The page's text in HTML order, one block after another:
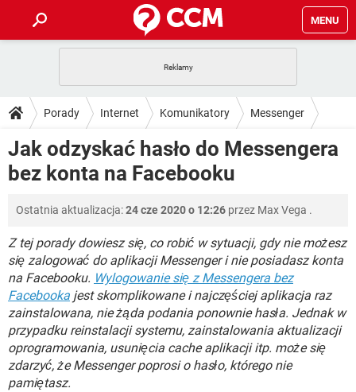
MENU
GRY WHATSAPP
SPOTIFY NETFLIX
INSTAGRAM FACEBOOK
PORADY
PlayStation
GRY WHATSAPP
INSTAGRAM FACEBOOK
WINDOWS 10
DO POBRANIA
ANDROID TIKTOK
INSTAGRAM FACEBOOK
WINDOWS 10
FORUM
COVID-19 TIKTOK
GRY WHATSAPP
SPOTIFY NETFLIX
INSTAGRAM FACEBOOK
WINDOWS 10
COVID-19 TIKTOK
GRY WHATSAPP
SPOTIFY
INSTAGRAM FACEBOOK
WINDOWS 10
Porady Internet Komunikatory Messenger
Jak odzyskać hasło do Messengera
bez konta na Facebooku
Ostatnia aktualizacja:24 cze 2020 o 12:26 przez Max Vega .
Z tej porady dowiesz się, co robić w sytuacji, gdy nie możesz
się zalogować do aplikacji Messenger i nie posiadasz konta
na Facebooku. Wylogowanie się z Messengera bez
Facebooka jest skomplikowane i najczęściej aplikacja raz
zainstalowana, nie żąda podania ponownie hasła. Jednak w
przypadku reinstalacji systemu, zainstalowania aktualizacji
oprogramowania, usunięcia cache aplikacji itp. może się
zdarzyć, że Messenger poprosi o hasło, którego nie
pamiętasz.